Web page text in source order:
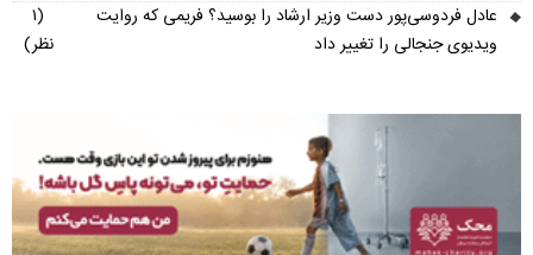
عادل فردوسی‌پور دست وزیر ارشاد را بوسید؟ فریمی که روایت
ویدیوی جنجالی را تغییر داد
(۱
نظر)